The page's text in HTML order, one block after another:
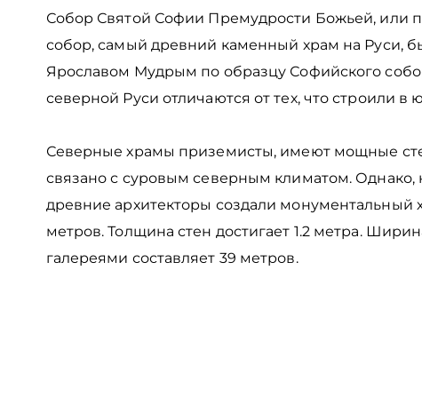
Собор Святой Софии Премудрости Божьей, или
собор, самый древний каменный храм на Руси,
Ярославом Мудрым по образцу Софийского
северной Руси отличаются от тех, что строили в
Северные храмы приземисты, имеют мощные
связано с суровым северным климатом. Однако,
древние архитекторы создали монументальный
метров. Толщина стен достигает 1.2 метра.
галереями составляет 39 метров.